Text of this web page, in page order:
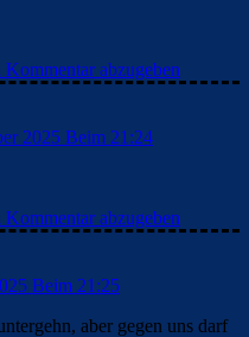
abzugeben
2025 Beim 21:24
abzugeben
Beim 21:25
aber gegen uns darf